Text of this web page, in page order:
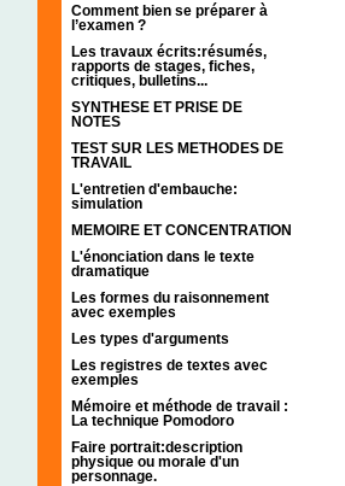
Comment bien se préparer à
l’examen ?
Les travaux écrits:résumés,
rapports de stages, fiches,
critiques, bulletins...
SYNTHESE ET PRISE DE
NOTES
TEST SUR LES METHODES DE
TRAVAIL
L'entretien d'embauche:
simulation
MEMOIRE ET CONCENTRATION
L'énonciation dans le texte
dramatique
Les formes du raisonnement
avec exemples
Les types d'arguments
Les registres de textes avec
exemples
Mémoire et méthode de travail :
La technique Pomodoro
Faire portrait:description
physique ou morale d'un
personnage.